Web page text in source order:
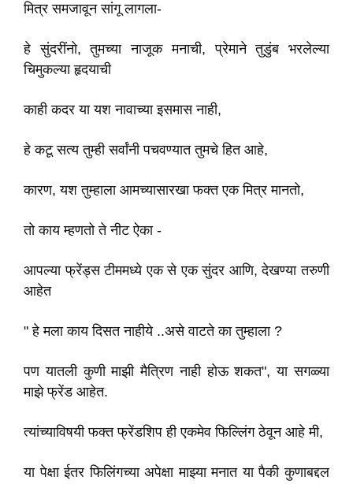
मित्र समजावून सांगू लागला-
हे सुंदरींनो, तुमच्या नाजूक मनाची, प्रेमाने तुडुंब भरलेल्या
चिमुकल्या हृदयाची
काही कदर या यश नावाच्या इसमास नाही,
हे कटू सत्य तुम्ही सर्वांनी पचवण्यात तुमचे हित आहे,
कारण, यश तुम्हाला आमच्यासारखा फक्त एक मित्र मानतो,
तो काय म्हणतो ते नीट ऐका -
आपल्या फ्रेंड्स टीममध्ये एक से एक सुंदर आणि, देखण्या तरुणी
आहेत
" हे मला काय दिसत नाहीये ..असे वाटते का तुम्हाला ?
पण यातली कुणी माझी मैत्रिण नाही होऊ शकत", या सगळ्या
माझे फ्रेंड आहेत.
त्यांच्याविषयी फक्त फ्रेंडशिप ही एकमेव फिल्लिंग ठेवून आहे मी,
या पेक्षा ईतर फिलिंगच्या अपेक्षा माझ्या मनात या पैकी कुणाबद्दल